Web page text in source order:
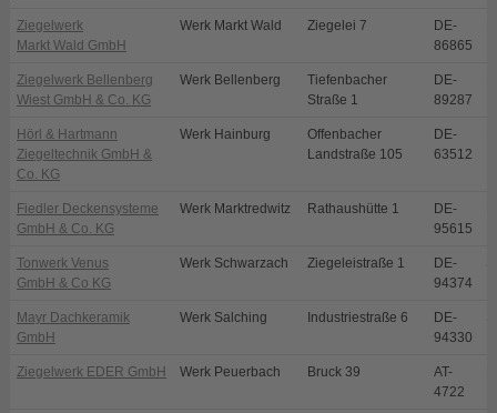
Ziegelwerk
Markt Wald GmbH
Werk Markt Wald Ziegelei 7
DE-
86865
Ziegelwerk Bellenberg
Wiest GmbH & Co. KG
Werk Bellenberg
Tiefenbacher
Straße 1
DE-
89287
Hörl & Hartmann
Ziegeltechnik GmbH &
Co. KG
Werk Hainburg
Offenbacher
Landstraße 105
DE-
63512
Fiedler Deckensysteme
GmbH & Co. KG
Werk Marktredwitz Rathaushütte 1
DE-
95615
Tonwerk Venus
GmbH & Co KG
Werk Schwarzach Ziegeleistraße 1
DE-
94374
Mayr Dachkeramik
GmbH
Werk Salching Industriestraße 6
DE-
94330
Ziegelwerk EDER GmbH Werk Peuerbach Bruck 39
AT-
4722